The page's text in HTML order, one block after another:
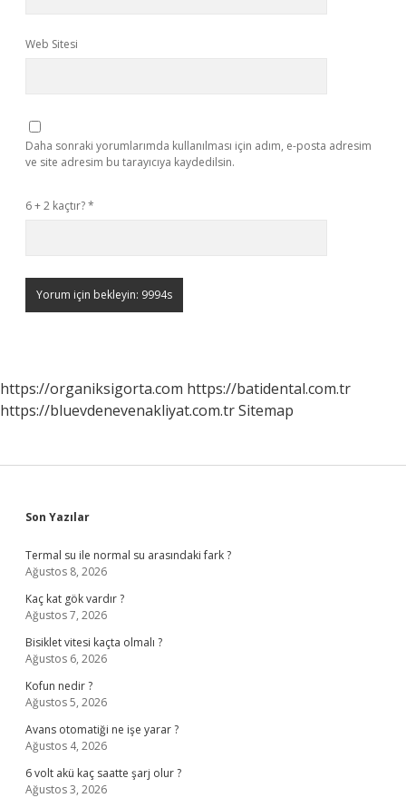
Web Sitesi
Daha sonraki yorumlarımda kullanılması için adım, e-posta adresim
ve site adresim bu tarayıcıya kaydedilsin.
6 + 2 kaçtır?*
https://organiksigorta.com https://batidental.com.tr
https://bluevdenevenakliyat.com.trSitemap
Sidebar
Son Yazılar
Termal su ile normal su arasındaki fark ?
Ağustos 8, 2026
Kaç kat gök vardır ?
Ağustos 7, 2026
Bisiklet vitesi kaçta olmalı ?
Ağustos 6, 2026
Kofun nedir ?
Ağustos 5, 2026
Avans otomatiği ne işe yarar ?
Ağustos 4, 2026
6 volt akü kaç saatte şarj olur ?
Ağustos 3, 2026